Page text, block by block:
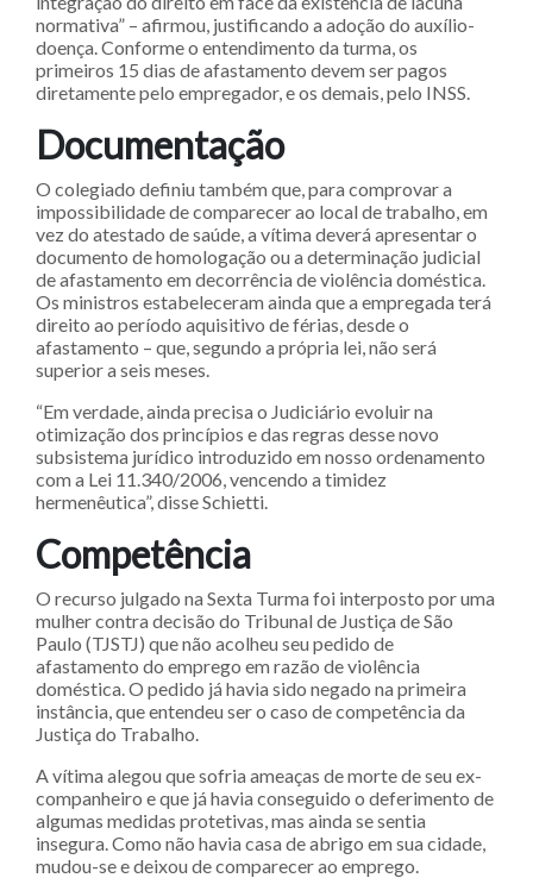
normativa” – afirmou, justificando a adoção do auxílio-
doença. Conforme o entendimento da turma, os
primeiros 15 dias de afastamento devem ser pagos
diretamente pelo empregador, e os demais, pelo INSS.
Documen​​tação
O colegiado definiu também que, para comprovar a
impossibilidade de comparecer ao local de trabalho, em
vez do atestado de saúde, a vítima deverá apresentar o
documento de homologação ou a determinação judicial
de afastamento em decorrência de violência doméstica.
Os ministros estabeleceram ainda que a empregada terá
direito ao período aquisitivo de férias, desde o
afastamento – que, segundo a própria lei, não será
superior a seis meses.
“Em verdade, ainda precisa o Judiciário evoluir na
otimização dos princípios e das regras desse novo
subsistema jurídico introduzido em nosso ordenamento
com a Lei 11.340/2006, vencendo a timidez
hermenêutica”, disse Schietti.
Compe​​tência
O recurso julgado na Sexta Turma foi interposto por uma
mulher contra decisão do Tribunal de Justiça de São
Paulo (TJSTJ) que não acolheu seu pedido de
afastamento do emprego em razão de violência
doméstica. O pedido já havia sido negado na primeira
instância, que entendeu ser o caso de competência da
Justiça do Trabalho.
A vítima alegou que sofria ameaças de morte de seu ex-
companheiro e que já havia conseguido o deferimento de
algumas medidas protetivas, mas ainda se sentia
insegura. Como não havia casa de abrigo em sua cidade,
mudou-se e deixou de comparecer ao emprego.